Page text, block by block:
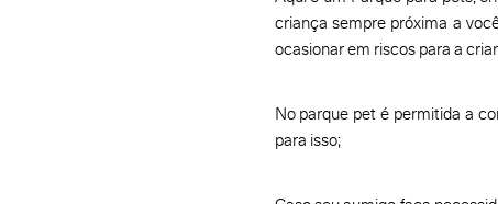
criança sempre próxima a
ocasionar em riscos para a
No parque pet é permitida a
para isso;